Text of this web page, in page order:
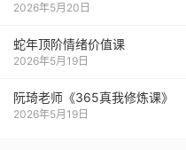
2026年5月20日
蛇年顶阶情绪价值课
2026年5月19日
阮琦老师《365真我修炼课》
2026年5月19日